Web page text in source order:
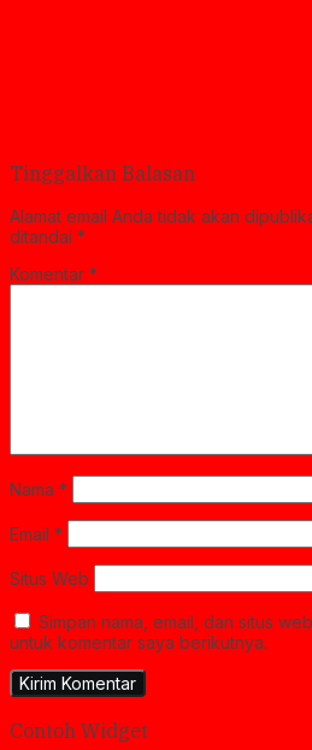
Tinggalkan Balasan
Alamat email Anda tidak akan
ditandai *
Komentar *
Nama *
Email *
Situs Web
Simpan nama, email, dan situs
untuk komentar saya berikutnya.
Contoh Widget